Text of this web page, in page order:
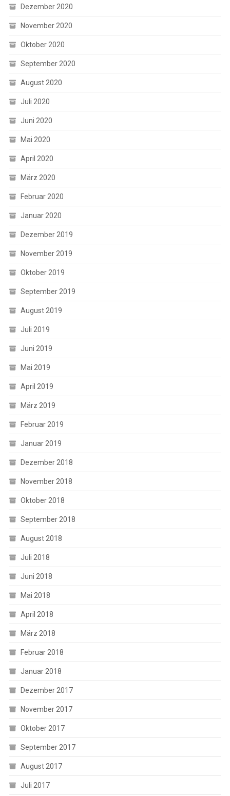
Dezember 2020
November 2020
Oktober 2020
September 2020
August 2020
Juli 2020
Juni 2020
Mai 2020
April 2020
März 2020
Februar 2020
Januar 2020
Dezember 2019
November 2019
Oktober 2019
September 2019
August 2019
Juli 2019
Juni 2019
Mai 2019
April 2019
März 2019
Februar 2019
Januar 2019
Dezember 2018
November 2018
Oktober 2018
September 2018
August 2018
Juli 2018
Juni 2018
Mai 2018
April 2018
März 2018
Februar 2018
Januar 2018
Dezember 2017
November 2017
Oktober 2017
September 2017
August 2017
Juli 2017